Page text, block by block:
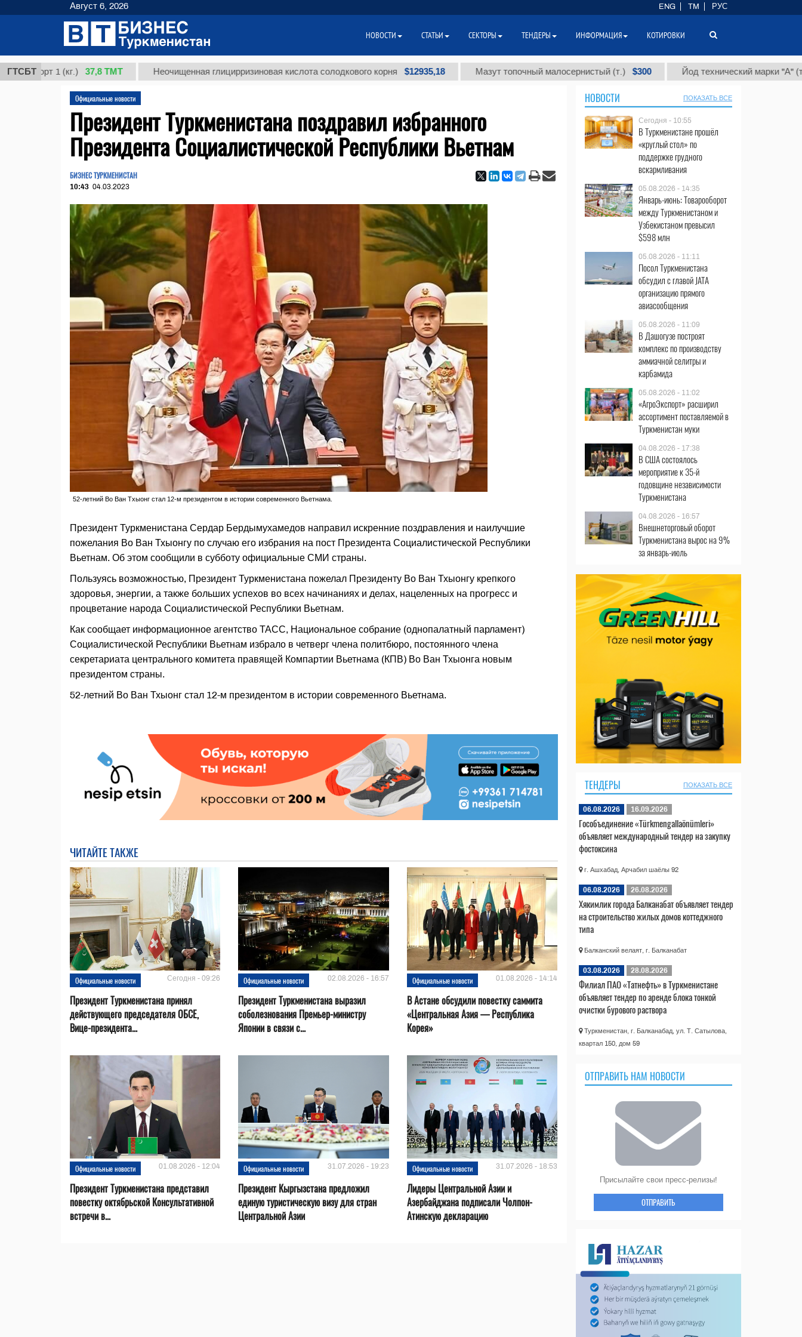
ГТСБТ
1 (кг.) 37,8 ТМТ Неочищенная глицирризиновая кислота солодкового корня $12935,18 Мазут топочный малосернистый (т.) $300 Йод технический марки "А" (т.) $86
Официальные новости
Президент Туркменистана поздравил избранного
Президента Социалистической Республики Вьетнам
БИЗНЕС ТУРКМЕНИСТАН
10:43 04.03.2023
52-летний Во Ван Тхыонг стал 12-м президентом в истории современного Вьетнама.
Президент Туркменистана Сердар Бердымухамедов направил искренние поздравления и наилучшие
пожелания Во Ван Тхыонгу по случаю его избрания на пост Президента Социалистической Республики
Вьетнам. Об этом сообщили в субботу официальные СМИ страны.
Пользуясь возможностью, Президент Туркменистана пожелал Президенту Во Ван Тхыонгу крепкого
здоровья, энергии, а также больших успехов во всех начинаниях и делах, нацеленных на прогресс и
процветание народа Социалистической Республики Вьетнам.
Как сообщает информационное агентство ТАСС, Национальное собрание (однопалатный парламент)
Социалистической Республики Вьетнам избрало в четверг члена политбюро, постоянного члена
секретариата центрального комитета правящей Компартии Вьетнама (КПВ) Во Ван Тхыонга новым
президентом страны.
52-летний Во Ван Тхыонг стал 12-м президентом в истории современного Вьетнама.
ЧИТАЙТЕ ТАКЖЕ
Официальные новости Сегодня - 09:26
Президент Туркменистана принял
действующего председателя ОБСЕ,
Вице-президента...
Официальные новости 02.08.2026 - 16:57
Президент Туркменистана выразил
соболезнования Премьер-министру
Японии в связи с...
Официальные новости 01.08.2026 - 14:14
В Астане обсудили повестку саммита
«Центральная Азия — Республика
Корея»
Официальные новости 01.08.2026 - 12:04
Президент Туркменистана представил
повестку октябрьской Консультативной
встречи в...
Официальные новости 31.07.2026 - 19:23
Президент Кыргызстана предложил
единую туристическую визу для стран
Центральной Азии
Официальные новости 31.07.2026 - 18:53
Лидеры Центральной Азии и
Азербайджана подписали Чолпон-
Атинскую декларацию
НОВОСТИ ПОКАЗАТЬ ВСЕ
Сегодня - 10:55
В Туркменистане прошёл
«круглый стол» по
поддержке грудного
вскармливания
05.08.2026 - 14:35
Январь-июнь: Товарооборот
между Туркменистаном и
Узбекистаном превысил
$598 млн
05.08.2026 - 11:11
Посол Туркменистана
обсудил с главой JATA
организацию прямого
авиасообщения
05.08.2026 - 11:09
В Дашогузе построят
комплекс по производству
аммиачной селитры и
карбамида
05.08.2026 - 11:02
«АгроЭкспорт» расширил
ассортимент поставляемой в
Туркменистан муки
04.08.2026 - 17:38
В США состоялось
мероприятие к 35-й
годовщине независимости
Туркменистана
04.08.2026 - 16:57
Внешнеторговый оборот
Туркменистана вырос на 9%
за январь-июль
ТЕНДЕРЫ ПОКАЗАТЬ ВСЕ
06.08.2026 16.09.2026
Гособъединение «Türkmengallaönümleri»
объявляет международный тендер на закупку
фостоксина
г. Ашхабад, Арчабил шаёлы 92
06.08.2026 26.08.2026
Хякимлик города Балканабат объявляет тендер
на строительство жилых домов коттеджного
типа
Балканский велаят, г. Балканабат
03.08.2026 28.08.2026
Филиал ПАО «Татнефть» в Туркменистане
объявляет тендер по аренде блока тонкой
очистки бурового раствора
Туркменистан, г. Балканабад, ул. Т. Сатылова,
квартал 150, дом 59
ОТПРАВИТЬ НАМ НОВОСТИ
Присылайте свои пресс-релизы!
ОТПРАВИТЬ
Август 6, 2026 ENG TM РУС
НОВОСТИ СТАТЬИ СЕКТОРЫ ТЕНДЕРЫ ИНФОРМАЦИЯ КОТИРОВКИ